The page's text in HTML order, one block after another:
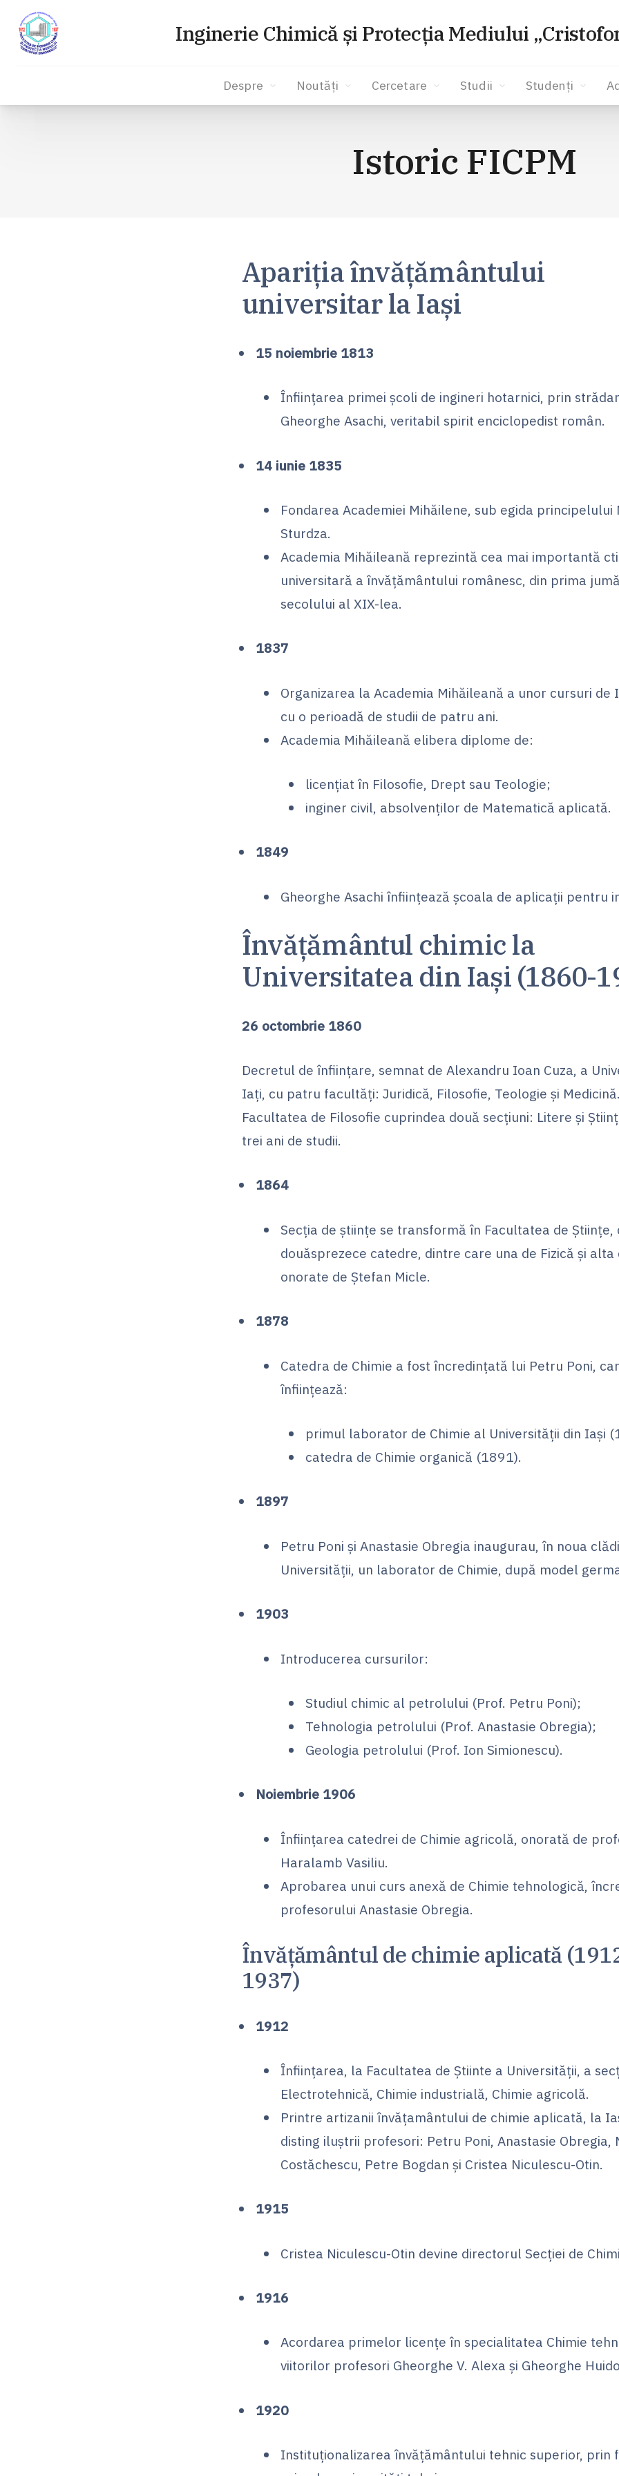
Inginerie Chimică și Protecția Mediului
Despre Noutăți Cercetare Studii Studenți
Istoric FICPM
Apariția învățământului
universitar la Iași
15 noiembrie 1813
Înființarea primei școli de ingineri hotarnici, prin
Gheorghe Asachi, veritabil spirit enciclopedist român.
14 iunie 1835
Fondarea Academiei Mihăilene, sub egida principelului
Sturdza.
Academia Mihăileană reprezintă cea mai importantă
universitară a învățământului românesc, din prima
secolului al XIX-lea.
1837
Organizarea la Academia Mihăileană a unor cursuri de
cu o perioadă de studii de patru ani.
Academia Mihăileană elibera diplome de:
licențiat în Filosofie, Drept sau Teologie;
inginer civil, absolvenților de Matematică aplicată.
1849
Gheorghe Asachi înființează școala de aplicații pentru
Învățământul chimic la
Universitatea din Iași (1860-
26 octombrie 1860
Decretul de înființare, semnat de Alexandru Ioan Cuza, a
Iați, cu patru facultăți: Juridică, Filosofie, Teologie și Medicină.
Facultatea de Filosofie cuprindea două secțiuni: Litere și
trei ani de studii.
1864
Secția de științe se transformă în Facultatea de Științe,
douăsprezece catedre, dintre care una de Fizică și alta
onorate de Ștefan Micle.
1878
Catedra de Chimie a fost încredințată lui Petru Poni,
înființează:
primul laborator de Chimie al Universității din Iași
catedra de Chimie organică (1891).
1897
Petru Poni și Anastasie Obregia inaugurau, în noua
Universității, un laborator de Chimie, după model
1903
Introducerea cursurilor:
Studiul chimic al petrolului (Prof. Petru Poni);
Tehnologia petrolului (Prof. Anastasie Obregia);
Geologia petrolului (Prof. Ion Simionescu).
Noiembrie 1906
Înființarea catedrei de Chimie agricolă, onorată de
Haralamb Vasiliu.
Aprobarea unui curs anexă de Chimie tehnologică,
profesorului Anastasie Obregia.
Învățământul de chimie aplicată
1937)
1912
Înființarea, la Facultatea de Știinte a Universității, a
Electrotehnică, Chimie industrială, Chimie agricolă.
Printre artizanii învățamântului de chimie aplicată, la
disting iluștrii profesori: Petru Poni, Anastasie Obregia,
Costăchescu, Petre Bogdan și Cristea Niculescu-Otin.
1915
Cristea Niculescu-Otin devine directorul Secției de
1916
Acordarea primelor licențe în specialitatea Chimie
viitorilor profesori Gheorghe V. Alexa și Gheorghe
1920
Instituționalizarea învățământului tehnic superior, prin